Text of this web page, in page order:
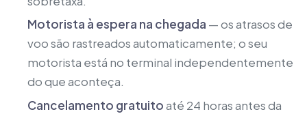
Motorista à espera na chegada — os atrasos de
voo são rastreados automaticamente; o seu
motorista está no terminal independentemente
do que aconteça.
Cancelamento gratuitoaté 24 horas antes da